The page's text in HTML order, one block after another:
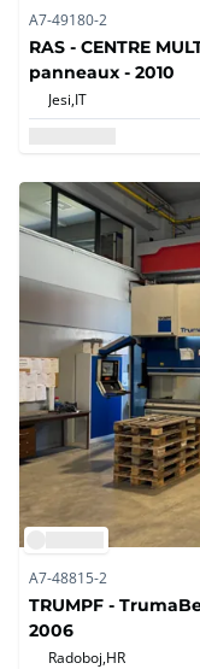
A7-49180-2
RAS - CENTRE
panneaux - 2010
Jesi,IT
A7-48815-2
TRUMPF -
2006
Radoboj,HR